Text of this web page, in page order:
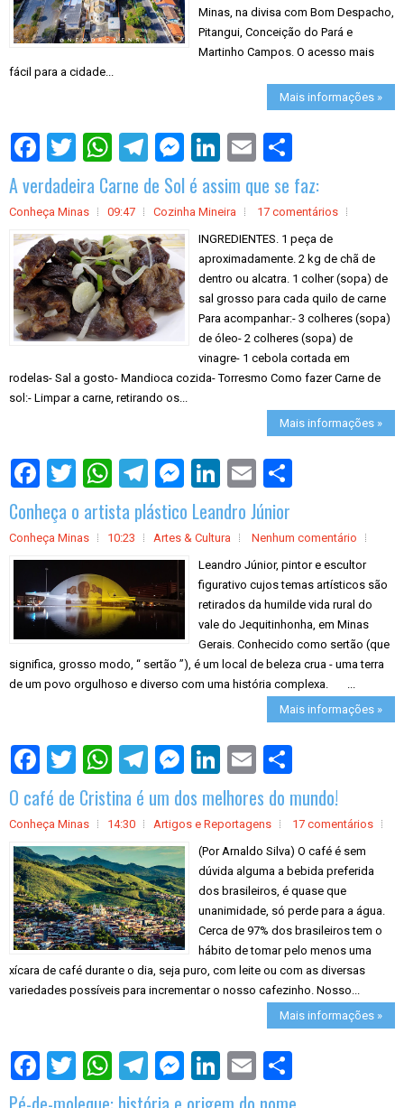
Minas, na divisa com Bom Despacho,
Pitangui, Conceição do Pará e
Martinho Campos. O acesso mais
fácil para a cidade...
Mais informações »
r
e
A verdadeira Carne de Sol é assim que se faz:
Conheça Minas 09:47 Cozinha Mineira
17 comentários
INGREDIENTES. 1 peça de
aproximadamente. 2 kg de chã de
dentro ou alcatra. 1 colher (sopa) de
sal grosso para cada quilo de carne
Para acompanhar:- 3 colheres (sopa)
de óleo- 2 colheres (sopa) de
vinagre- 1 cebola cortada em
rodelas- Sal a gosto- Mandioca cozida- Torresmo Como fazer Carne de
sol:- Limpar a carne, retirando os...
Mais informações »
Conheça o artista plástico Leandro Júnior
Conheça Minas 10:23 Artes & Cultura
Nenhum comentário
Leandro Júnior, pintor e escultor
figurativo cujos temas artísticos são
retirados da humilde vida rural do
vale do Jequitinhonha, em Minas
Gerais. Conhecido como sertão (que
significa, grosso modo, “ sertão ”), é um local de beleza crua - uma terra
de um povo orgulhoso e diverso com uma história complexa. ...
Mais informações »
r
e
O café de Cristina é um dos melhores do mundo!
Conheça Minas 14:30 Artigos e Reportagens
17 comentários
(Por Arnaldo Silva) O café é sem
dúvida alguma a bebida preferida
dos brasileiros, é quase que
unanimidade, só perde para a água.
Cerca de 97% dos brasileiros tem o
hábito de tomar pelo menos uma
xícara de café durante o dia, seja puro, com leite ou com as diversas
variedades possíveis para incrementar o nosso cafezinho. Nosso...
Mais informações »
r